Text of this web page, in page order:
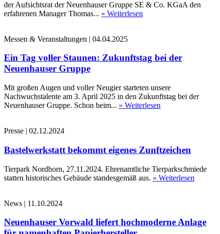
der Aufsichtsrat der Neuenhauser Gruppe SE & Co. KGaA den
erfahrenen Manager Thomas... » Weiterlesen
Messen & Veranstaltungen | 04.04.2025
Ein Tag voller Staunen: Zukunftstag bei der
Neuenhauser Gruppe
Mit großen Augen und voller Neugier starteten unsere
Nachwuchstalente am 3. April 2025 in den Zukunftstag bei der
Neuenhauser Gruppe. Schon beim... » Weiterlesen
Presse | 02.12.2024
Bastelwerkstatt bekommt eigenes Zunftzeichen
Tierpark Nordhorn, 27.11.2024. Ehrenamtliche Tierparkschmiede
statten historisches Gebäude standesgemäß aus. » Weiterlesen
News | 11.10.2024
Neuenhauser Vorwald liefert hochmoderne Anlage